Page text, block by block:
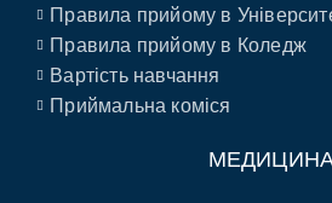
Правила прийому в
Правила прийому в Коледж
Вартість навчання
Приймальна коміся